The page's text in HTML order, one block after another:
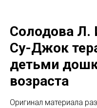
Солодова Л.
Су-Джок
детьми
возраста
Оригинaл материала